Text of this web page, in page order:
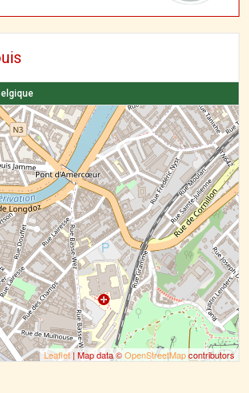
Leaflet| Map data ©OpenStreetMapcontributors